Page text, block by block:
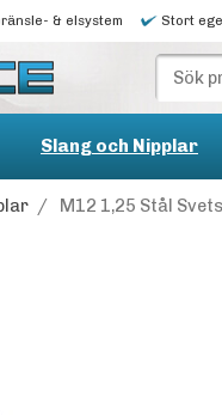
& elsystem Stort
Slang och Nipplar
/ M12 1,25 Stål